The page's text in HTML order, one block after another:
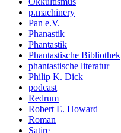
p.machinery
Pan e.V.
Phanastik
Phantastik
Phantastische Bibliothek
phantastische literatur
Philip K. Dick
podcast
Redrum
Robert E. Howard
Roman
Satire